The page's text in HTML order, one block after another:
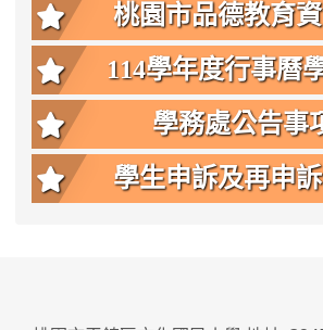
桃園市品德教育
114學年度行事曆
學務處公告事
學生申訴及再申